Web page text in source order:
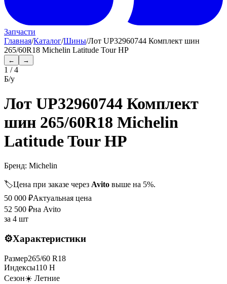
Запчасти
Главная/Каталог/Шины/Лот UP32960744 Комплект шин
265/60R18 Michelin Latitude Tour HP
← →
1 /4
Б/у
Лот UP32960744 Комплект
шин 265/60R18 Michelin
Latitude Tour HP
Бренд: Michelin
🏷️Цена при заказе через Avito выше на 5%.
50 000 ₽Актуальная цена
52 500 ₽на Avito
за 4 шт
⚙️Характеристики
Размер265/60 R18
Индексы110 H
Сезон☀️ Летние